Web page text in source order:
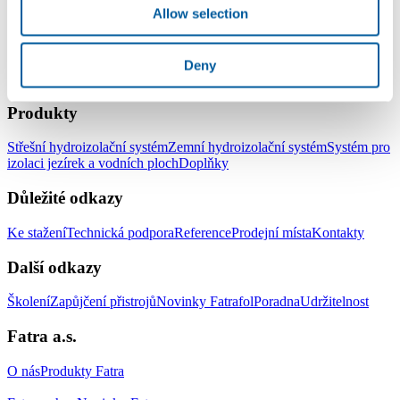
Allow selection
Deny
Produkty
Střešní hydroizolační systémZemní hydroizolační systémSystém pro
izolaci jezírek a vodních plochDoplňky
Důležité odkazy
Ke staženíTechnická podporaReferenceProdejní místaKontakty
Další odkazy
ŠkoleníZapůjčení přistrojůNovinky FatrafolPoradnaUdržitelnost
Fatra a.s.
O násProdukty Fatra